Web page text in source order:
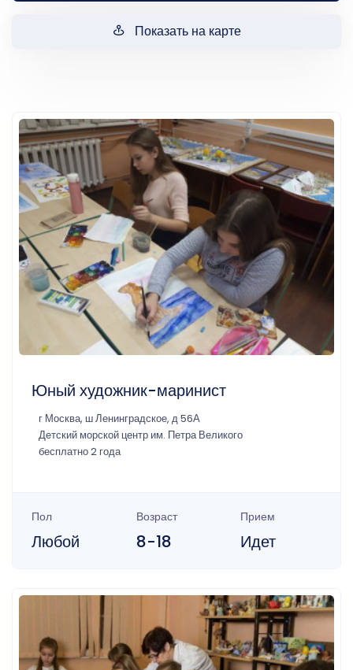
Показать на карте
Юный художник-маринист
г Москва, ш Ленинградское, д 56А
Детский морской центр им. Петра Великого
бесплатно 2 года
Пол
Любой
Возраст
8-18
Прием
Идет